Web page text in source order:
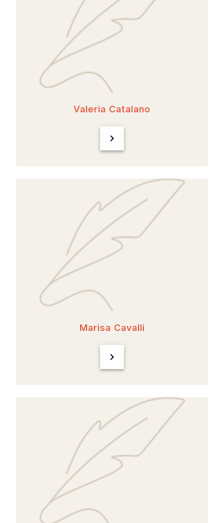
Valeria Catalano
chevron_right
Marisa Cavalli
chevron_right